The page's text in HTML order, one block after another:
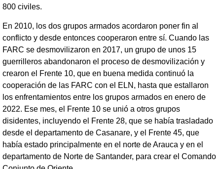
800 civiles.
En 2010, los dos grupos armados acordaron poner fin al
conflicto y desde entonces cooperaron entre sí. Cuando las
FARC se desmovilizaron en 2017, un grupo de unos 15
guerrilleros abandonaron el proceso de desmovilización y
crearon el Frente 10, que en buena medida continuó la
cooperación de las FARC con el ELN, hasta que estallaron
los enfrentamientos entre los grupos armados en enero de
2022. Ese mes, el Frente 10 se unió a otros grupos
disidentes, incluyendo el Frente 28, que se había trasladado
desde el departamento de Casanare, y el Frente 45, que
había estado principalmente en el norte de Arauca y en el
departamento de Norte de Santander, para crear el Comando